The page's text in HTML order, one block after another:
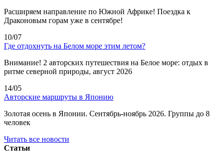
Расширяем направление по Южной Африке! Поездка к
Драконовым горам уже в сентябре!
10/07
Где отдохнуть на Белом море этим летом?
Внимание! 2 авторских путешествия на Белое море: отдых в
ритме северной природы, август 2026
14/05
Авторские маршруты в Японию
Золотая осень в Японии. Сентябрь-ноябрь 2026. Группы до 8
человек
Читать все новости
Статьи